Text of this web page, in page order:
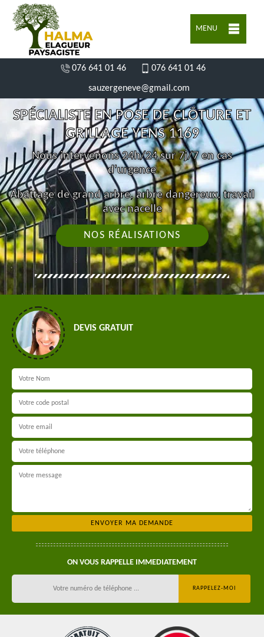
MENU
076 641 01 46 076 641 01 46
sauzergeneve@gmail.com
SPÉCIALISTE EN POSE DE CLÔTURE ET
GRILLAGE YENS 1169
Nous intervenons 24h/24 sur 7j/7 en cas
d'urgence
Abattage de grand arbre, arbre dangereux, travail
avec nacelle
NOS RÉALISATIONS
DEVIS GRATUIT
ON VOUS RAPPELLE IMMEDIATEMENT